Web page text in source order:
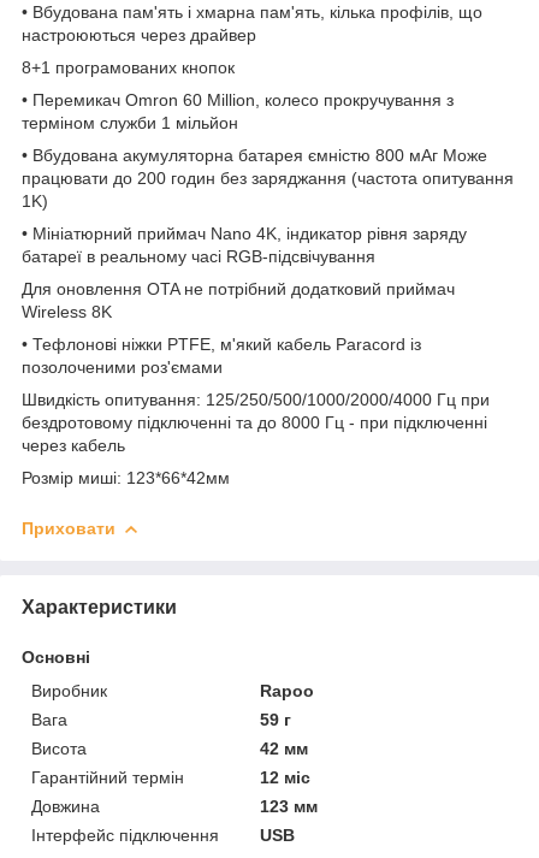
• Вбудована пам'ять і хмарна пам'ять, кілька профілів, що
настроюються через драйвер
8+1 програмованих кнопок
• Перемикач Omron 60 Million, колесо прокручування з
терміном служби 1 мільйон
• Вбудована акумуляторна батарея ємністю 800 мАг Може
працювати до 200 годин без заряджання (частота опитування
1K)
• Мініатюрний приймач Nano 4K, індикатор рівня заряду
батареї в реальному часі RGB-підсвічування
Для оновлення OTA не потрібний додатковий приймач
Wireless 8K
• Тефлонові ніжки PTFE, м'який кабель Paracord із
позолоченими роз'ємами
Швидкість опитування: 125/250/500/1000/2000/4000 Гц при
бездротовому підключенні та до 8000 Гц - при підключенні
через кабель
Розмір миші: 123*66*42мм
Приховати
Характеристики
Основні
Виробник
Rapoo
Вага
59 г
Висота
42 мм
Гарантійний термін
12 міс
Довжина
123 мм
Інтерфейс підключення
USB